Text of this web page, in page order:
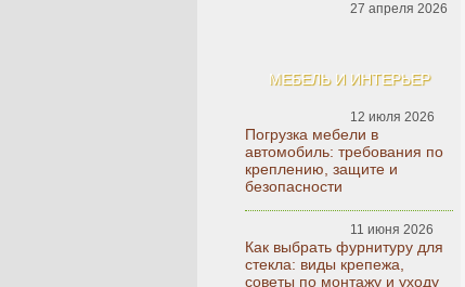
27 апреля 2026
МЕБЕЛЬ И ИНТЕРЬЕР
12 июля 2026
Погрузка мебели в
автомобиль: требования по
креплению, защите и
безопасности
11 июня 2026
Как выбрать фурнитуру для
стекла: виды крепежа,
советы по монтажу и уходу